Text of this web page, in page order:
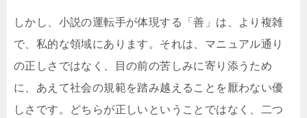
しかし、小説の運転手が体現する「善」は、より複雑
で、私的な領域にあります。それは、マニュアル通り
の正しさではなく、目の前の苦しみに寄り添うため
に、あえて社会の規範を踏み越えることを厭わない優
しさです。どちらが正しいということではなく、二つ